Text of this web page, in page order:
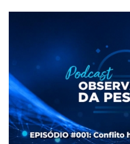
BACHARELADOS